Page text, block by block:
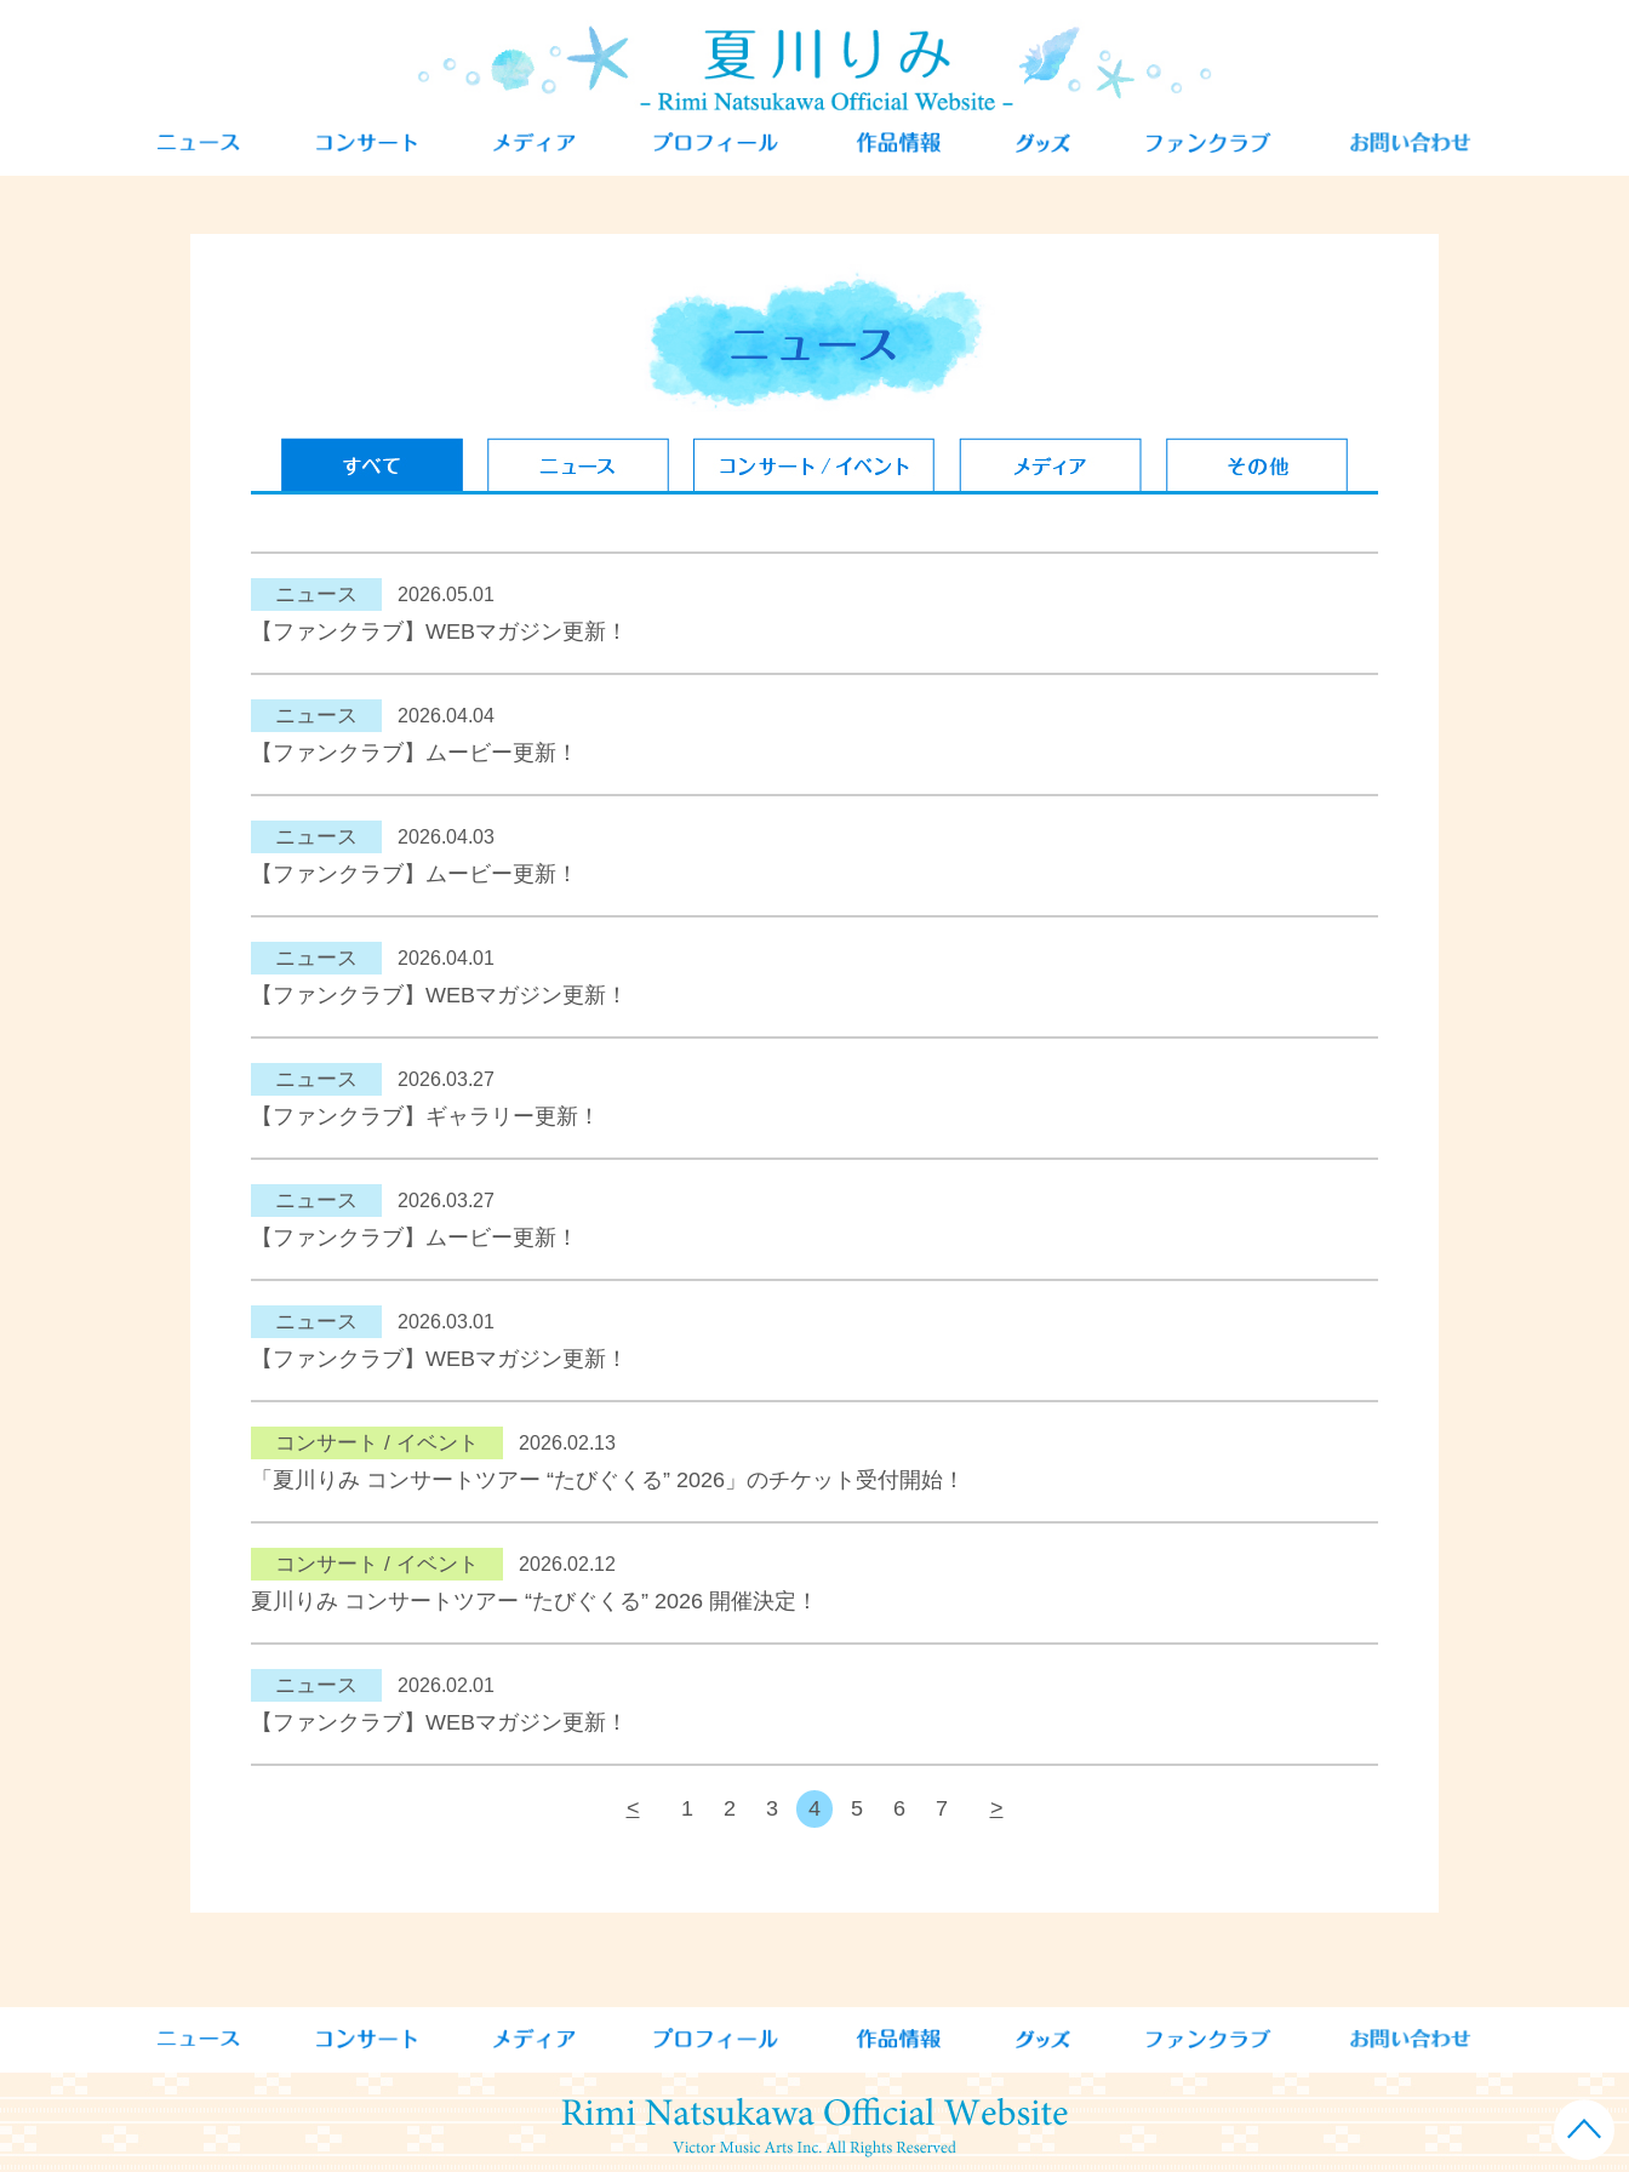
ニュース 2026.05.01
【ファンクラブ】WEBマガジン更新！
ニュース 2026.04.04
【ファンクラブ】ムービー更新！
ニュース 2026.04.03
【ファンクラブ】ムービー更新！
ニュース 2026.04.01
【ファンクラブ】WEBマガジン更新！
ニュース 2026.03.27
【ファンクラブ】ギャラリー更新！
ニュース 2026.03.27
【ファンクラブ】ムービー更新！
ニュース 2026.03.01
【ファンクラブ】WEBマガジン更新！
コンサート / イベント 2026.02.13
「夏川りみ コンサートツアー “たびぐくる” 2026」のチケット受付開始！
コンサート / イベント 2026.02.12
夏川りみ コンサートツアー “たびぐくる” 2026 開催決定！
ニュース 2026.02.01
【ファンクラブ】WEBマガジン更新！
< 1 2 3 4 5 6 7 >